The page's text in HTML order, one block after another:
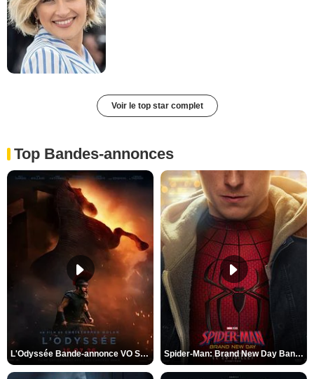
Voir le top star complet
Top Bandes-annonces
L'Odyssée Bande-annonce VO STFR Spider-Man: Brand New Day Bande-annonce VO STFR